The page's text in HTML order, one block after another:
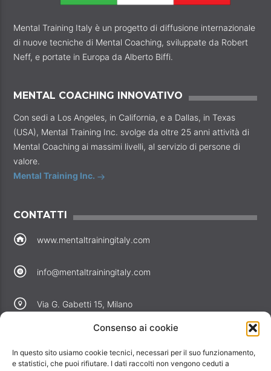
Consenso ai cookie
In questo sito usiamo cookie tecnici, necessari per il suo funzionamento,
e statistici, che puoi rifiutare. I dati raccolti non vengono ceduti a
Mental Training Italy è un progetto di diffusione internazionale
di nuove tecniche di Mental Coaching, sviluppate da Robert
Neff, e portate in Europa da Alberto Biffi.
MENTAL COACHING INNOVATIVO
Con sedi a Los Angeles, in California, e a Dallas, in Texas
(USA), Mental Training Inc. svolge da oltre 25 anni attività di
Mental Coaching ai massimi livelli, al servizio di persone di
valore.
Mental Training Inc.
CONTATTI
www.mentaltrainingitaly.com
info@mentaltrainingitaly.com
Via G. Gabetti 15, Milano
Perché noi